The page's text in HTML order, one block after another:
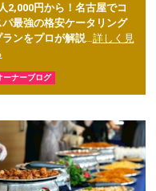
2,000円から！名古屋でコ
パ最強の格安ケータリング
ランをプロが解説…詳しく見
ーナーブログ